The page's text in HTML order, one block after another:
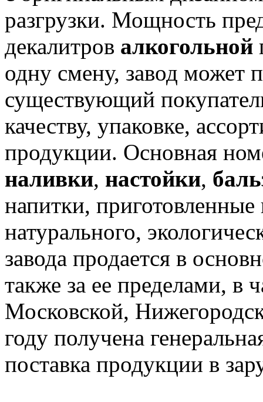
разгрузки. Мощность
декалитров алкогольной
одну смену, завод может
существующий
качеству, упаковке,
продукции. Основная
наливки, настойки,
напитки, приготовленные
натурального,
завода продается в
также за ее пределами, в
Московской,
году получена
поставка продукции в